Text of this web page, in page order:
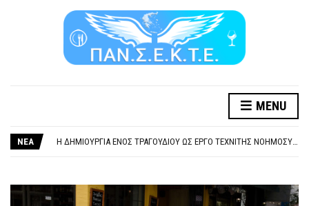
MENU
ΝΕΑ
Η ΔΗΜΙΟΥΡΓΙΑ ΕΝΟΣ ΤΡΑΓΟΥΔΙΟΥ ΩΣ ΕΡΓΟ ΤΕΧΝΙΤΗΣ ΝΟΗΜΟΣΥΝΗΣ ΚΑΤΑ 100/100 ΔΕΝ ΥΠΟΚΕΙΤΑΙ ΣΕ ΠΝΕΥΜΑΤΙΚΑ/ΣΥΓΓΕΝΙΚΑ ΔΙΚΑΙΩΜΑΤΑ. ΠΑΡΑΠΛΑΝΗΤΙΚΕΣ ΚΑΙ ΨΕΥΔΕΙΣ ΟΙ ΤΟΠΟΘΕΤΗΣΕΙΣ ΤΟΥ GEA.
ΞΕΧΕΙΛΙΖΕΙ Η ΟΡΓΗ ΚΑΙ Η ΑΓΑΝΑΚΤΗΣΗ ΑΠΟ ΧΙΛΙΑΔΕΣ ΣΥΝΑΔΕΛΦΟΥΣ
ΣΟΒΑΡΌΤΑΤΗ Η ΠΑΡΆΒΑΣΗ ΧΡΉΣΗ ΜΟΥΣΙΚΉΣ ΧΩΡΊΣ ΤΟ ΑΠΟΔΕΙΚΤΙΚΌ ΥΠΟΒΟΛΉΣ ΓΝΩΣΤΟΠΟΊΗΣΗΣ